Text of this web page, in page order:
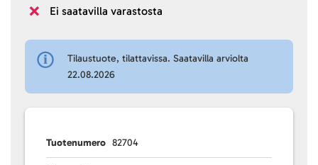
Ei saatavilla varastosta
Tilaustuote, tilattavissa. Saatavilla arviolta
22.08.2026
Tuotenumero 82704